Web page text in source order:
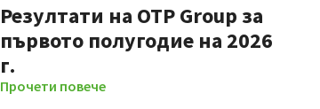
Резултати на OTP Group за
първото полугодие на 2026
г.
Прочети повече